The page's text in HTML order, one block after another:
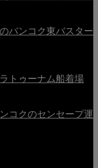
バンコク東バスター
トゥーナム船着場
コクのセンセープ運